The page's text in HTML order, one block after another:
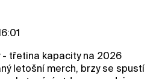
třetina kapacity na 2026
letošní merch, brzy se spustí